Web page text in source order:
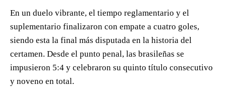
En un duelo vibrante, el tiempo reglamentario y el
suplementario finalizaron con empate a cuatro goles,
siendo esta la final más disputada en la historia del
certamen. Desde el punto penal, las brasileñas se
impusieron 5:4 y celebraron su quinto título consecutivo
y noveno en total.